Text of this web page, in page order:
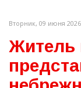
Вторник, 09 июня
Житель